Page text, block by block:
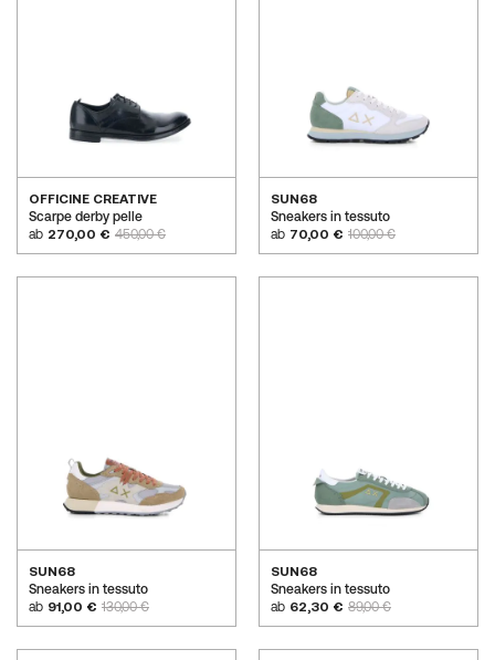
OFFICINE CREATIVE
Scarpe derby pelle
ab 270,00 € 450,00 €
SUN68
Sneakers in tessuto
ab 70,00 € 100,00 €
SUN68
Sneakers in tessuto
ab 91,00 € 130,00 €
SUN68
Sneakers in tessuto
ab 62,30 € 89,00 €